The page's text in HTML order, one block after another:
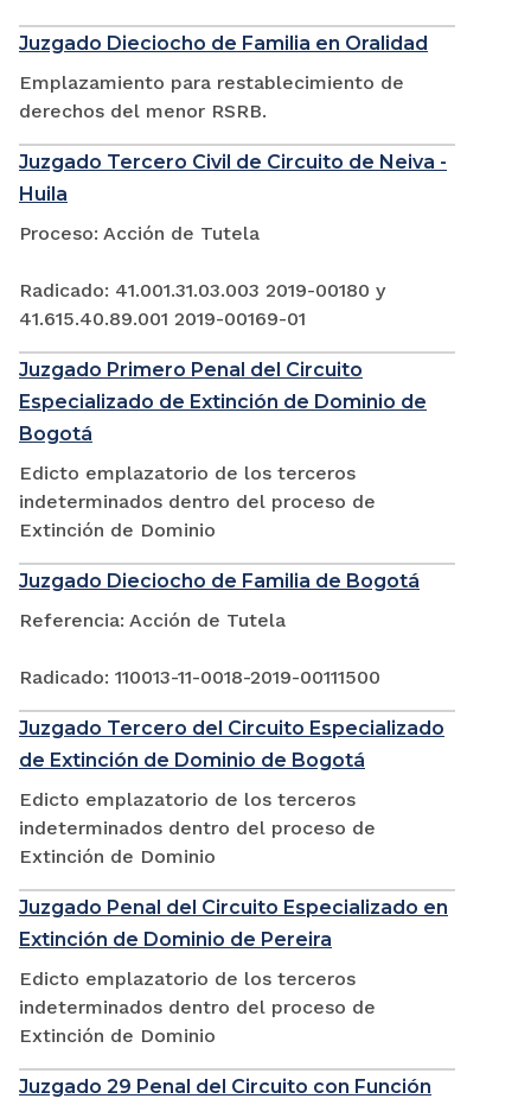
Juzgado Dieciocho de Familia en Oralidad
Emplazamiento para restablecimiento de
derechos del menor RSRB.
Juzgado Tercero Civil de Circuito de Neiva -
Huila
Proceso: Acción de Tutela
Radicado: 41.001.31.03.003 2019-00180 y
41.615.40.89.001 2019-00169-01
Juzgado Primero Penal del Circuito
Especializado de Extinción de Dominio de
Bogotá
Edicto emplazatorio de los terceros
indeterminados dentro del proceso de
Extinción de Dominio
Juzgado Dieciocho de Familia de Bogotá
Referencia: Acción de Tutela
Radicado: 110013-11-0018-2019-00111500
Juzgado Tercero del Circuito Especializado
de Extinción de Dominio de Bogotá
Edicto emplazatorio de los terceros
indeterminados dentro del proceso de
Extinción de Dominio
Juzgado Penal del Circuito Especializado en
Extinción de Dominio de Pereira
Edicto emplazatorio de los terceros
indeterminados dentro del proceso de
Extinción de Dominio
Juzgado 29 Penal del Circuito con Función